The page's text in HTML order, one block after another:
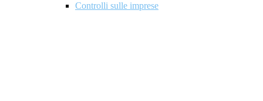
Controlli sulle imprese